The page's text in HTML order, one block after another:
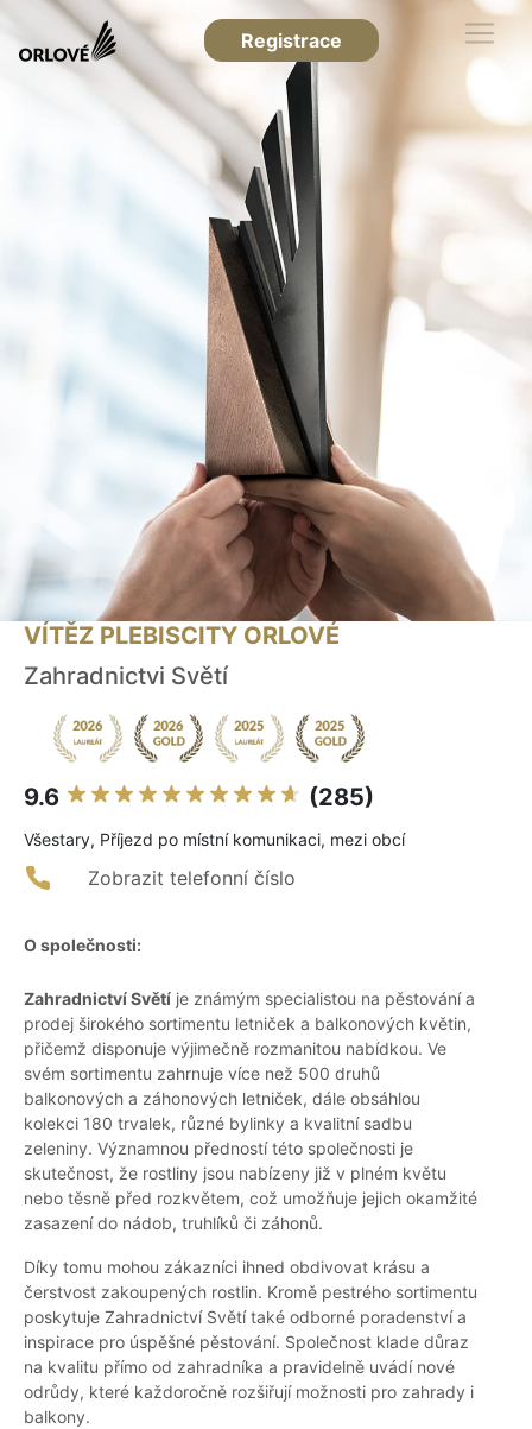
Registrace
VÍTĚZ PLEBISCITY ORLOVÉ
Zahradnictvi Světí
9.6 (285)
Všestary, Příjezd po místní komunikaci, mezi obcí
Zobrazit telefonní číslo
O společnosti:
Zahradnictví Světí je známým specialistou na pěstování a
prodej širokého sortimentu letniček a balkonových květin,
přičemž disponuje výjimečně rozmanitou nabídkou. Ve
svém sortimentu zahrnuje více než 500 druhů
balkonových a záhonových letniček, dále obsáhlou
kolekci 180 trvalek, různé bylinky a kvalitní sadbu
zeleniny. Významnou předností této společnosti je
skutečnost, že rostliny jsou nabízeny již v plném květu
nebo těsně před rozkvětem, což umožňuje jejich okamžité
zasazení do nádob, truhlíků či záhonů.
Díky tomu mohou zákazníci ihned obdivovat krásu a
čerstvost zakoupených rostlin. Kromě pestrého sortimentu
poskytuje Zahradnictví Světí také odborné poradenství a
inspirace pro úspěšné pěstování. Společnost klade důraz
na kvalitu přímo od zahradníka a pravidelně uvádí nové
odrůdy, které každoročně rozšiřují možnosti pro zahrady i
balkony.